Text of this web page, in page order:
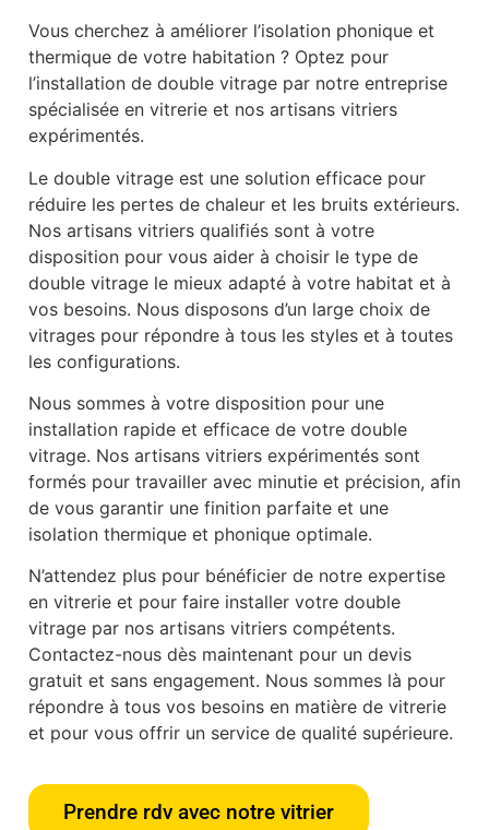
Vous cherchez à améliorer l’isolation phonique et
thermique de votre habitation ? Optez pour
l’installation de double vitrage par notre entreprise
spécialisée en vitrerie et nos artisans vitriers
expérimentés.
Le double vitrage est une solution efficace pour
réduire les pertes de chaleur et les bruits extérieurs.
Nos artisans vitriers qualifiés sont à votre
disposition pour vous aider à choisir le type de
double vitrage le mieux adapté à votre habitat et à
vos besoins. Nous disposons d’un large choix de
vitrages pour répondre à tous les styles et à toutes
les configurations.
Nous sommes à votre disposition pour une
installation rapide et efficace de votre double
vitrage. Nos artisans vitriers expérimentés sont
formés pour travailler avec minutie et précision, afin
de vous garantir une finition parfaite et une
isolation thermique et phonique optimale.
N’attendez plus pour bénéficier de notre expertise
en vitrerie et pour faire installer votre double
vitrage par nos artisans vitriers compétents.
Contactez-nous dès maintenant pour un devis
gratuit et sans engagement. Nous sommes là pour
répondre à tous vos besoins en matière de vitrerie
et pour vous offrir un service de qualité supérieure.
Prendre rdv avec notre vitrier